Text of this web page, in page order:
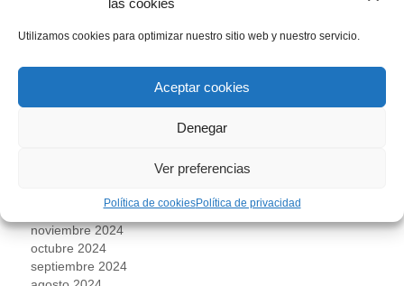
las cookies
Utilizamos cookies para optimizar nuestro sitio web y nuestro servicio.
Aceptar cookies
Denegar
Ver preferencias
Política de cookiesPolítica de privacidad
octubre 2025
agosto 2025
diciembre 2024
noviembre 2024
octubre 2024
septiembre 2024